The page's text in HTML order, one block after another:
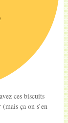
ces biscuits
ça on s’en